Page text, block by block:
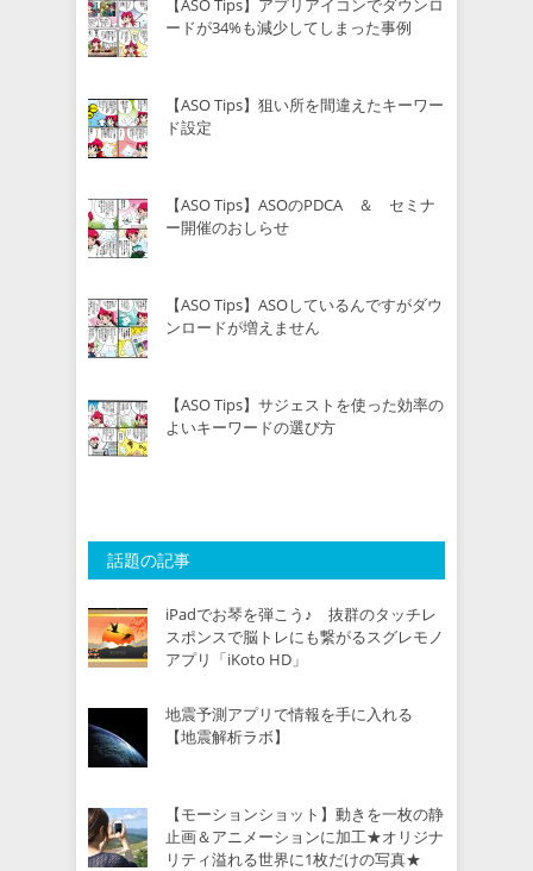
【ASO Tips】アプリアイコンでダウンロ
ードが34%も減少してしまった事例
【ASO Tips】狙い所を間違えたキーワー
ド設定
【ASO Tips】ASOのPDCA ＆ セミナ
ー開催のおしらせ
【ASO Tips】ASOしているんですがダウ
ンロードが増えません
【ASO Tips】サジェストを使った効率の
よいキーワードの選び方
話題の記事
iPadでお琴を弾こう♪ 抜群のタッチレ
スポンスで脳トレにも繋がるスグレモノ
アプリ「iKoto HD」
地震予測アプリで情報を手に入れる
【地震解析ラボ】
【モーションショット】動きを一枚の静
止画＆アニメーションに加工★オリジナ
リティ溢れる世界に1枚だけの写真★